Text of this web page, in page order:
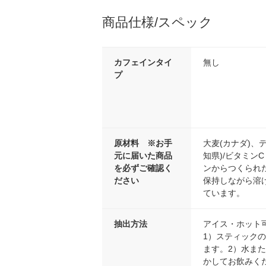
商品仕様/スペック
カフェインタイ
プ
無し
原材料 ※お手
元に届いた商品
を必ずご確認く
ださい
大麦(カナダ)、
知県)/ビタミン
ンからつくられ
保持しながら溶
ています。
抽出方法
アイス・ホット
1）スティック
ます。2）水ま
かしてお飲みく